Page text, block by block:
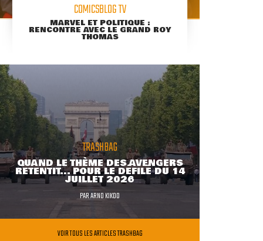
COMICSBLOG TV
MARVEL ET POLITIQUE :
RENCONTRE AVEC LE GRAND ROY
THOMAS
TRASHBAG
QUAND LE THÈME DES AVENGERS
RETENTIT... POUR LE DÉFILÉ DU 14
JUILLET 2026
PARARNO KIKOO
VOIR TOUS LES ARTICLES TRASHBAG